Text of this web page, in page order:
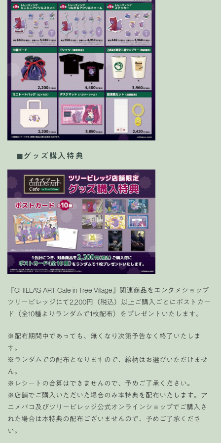
◼︎グッズ購入特典
『CHILLA’S ART Cafe in Tree Village』関連商品をエンタメショップ
ツリービレッジにて2,200円（税込）以上ご購入ごとにポストカー
ド（全10種よりランダムで1枚配布）をプレゼントいたします。
※配布期間中であっても、無くなり次第予告なく終了いたしま
す。
※ランダムでの配布となりますので、絵柄はお選びいただけませ
ん。
※レシートの合算はできませんので、予めご了承ください。
※店舗でご購入いただいた場合のみ本特典を配布いたします。ア
ニメバコ及びツリービレッジ公式オンラインショップでご購入さ
れた場合は本特典の配布ございませんので、予めご了承くださ
い。